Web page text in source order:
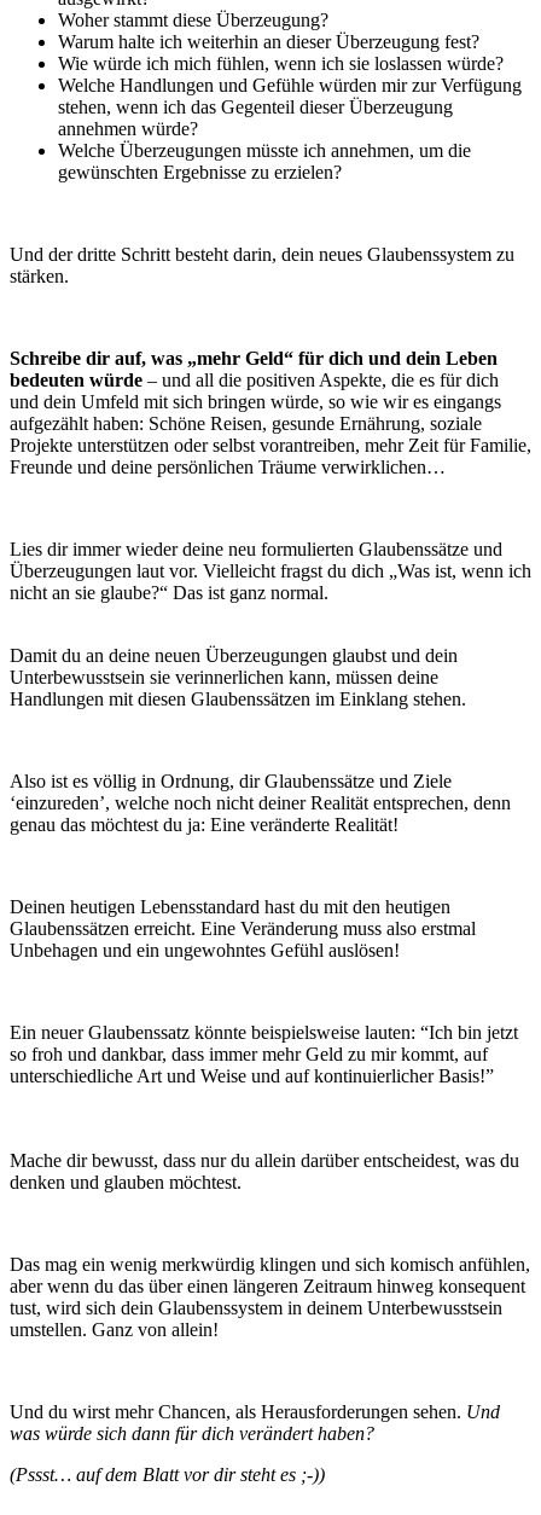
Woher stammt diese Überzeugung?
Warum halte ich weiterhin an dieser Überzeugung fest?
Wie würde ich mich fühlen, wenn ich sie loslassen würde?
Welche Handlungen und Gefühle würden mir zur Verfügung
stehen, wenn ich das Gegenteil dieser Überzeugung
annehmen würde?
Welche Überzeugungen müsste ich annehmen, um die
gewünschten Ergebnisse zu erzielen?
Und der dritte Schritt besteht darin, dein neues Glaubenssystem zu
stärken.
Schreibe dir auf, was „mehr Geld“ für dich und dein Leben
bedeuten würde – und all die positiven Aspekte, die es für dich
und dein Umfeld mit sich bringen würde, so wie wir es eingangs
aufgezählt haben: Schöne Reisen, gesunde Ernährung, soziale
Projekte unterstützen oder selbst vorantreiben, mehr Zeit für Familie,
Freunde und deine persönlichen Träume verwirklichen…
Lies dir immer wieder deine neu formulierten Glaubenssätze und
Überzeugungen laut vor. Vielleicht fragst du dich „Was ist, wenn ich
nicht an sie glaube?“ Das ist ganz normal.
Damit du an deine neuen Überzeugungen glaubst und dein
Unterbewusstsein sie verinnerlichen kann, müssen deine
Handlungen mit diesen Glaubenssätzen im Einklang stehen.
Also ist es völlig in Ordnung, dir Glaubenssätze und Ziele
‘einzureden’, welche noch nicht deiner Realität entsprechen, denn
genau das möchtest du ja: Eine veränderte Realität!
Deinen heutigen Lebensstandard hast du mit den heutigen
Glaubenssätzen erreicht. Eine Veränderung muss also erstmal
Unbehagen und ein ungewohntes Gefühl auslösen!
Ein neuer Glaubenssatz könnte beispielsweise lauten: “Ich bin jetzt
so froh und dankbar, dass immer mehr Geld zu mir kommt, auf
unterschiedliche Art und Weise und auf kontinuierlicher Basis!”
Mache dir bewusst, dass nur du allein darüber entscheidest, was du
denken und glauben möchtest.
Das mag ein wenig merkwürdig klingen und sich komisch anfühlen,
aber wenn du das über einen längeren Zeitraum hinweg konsequent
tust, wird sich dein Glaubenssystem in deinem Unterbewusstsein
umstellen. Ganz von allein!
Und du wirst mehr Chancen, als Herausforderungen sehen. Und
was würde sich dann für dich verändert haben?
(Pssst… auf dem Blatt vor dir steht es ;-))